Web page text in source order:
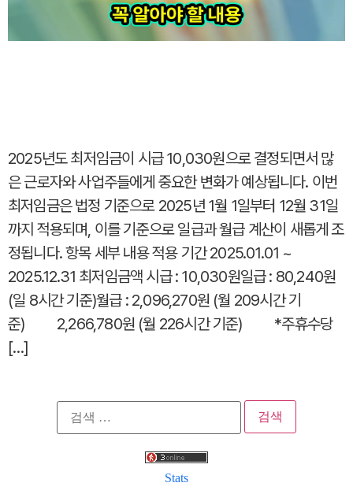
2025년도 최저임금이 시급 10,030원으로 결정되면서 많
은 근로자와 사업주들에게 중요한 변화가 예상됩니다. 이번
최저임금은 법정 기준으로 2025년 1월 1일부터 12월 31일
까지 적용되며, 이를 기준으로 일급과 월급 계산이 새롭게 조
정됩니다. 항목 세부 내용 적용 기간 2025.01.01 ~
2025.12.31 최저임금액 시급 : 10,030원일급 : 80,240원
(일 8시간 기준)월급 : 2,096,270원 (월 209시간 기
준) 2,266,780원 (월 226시간 기준) *주휴수당
[…]
검
색:
Stats